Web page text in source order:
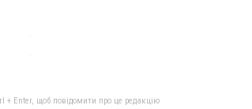
+ Enter, щоб повідомити про це редакцію